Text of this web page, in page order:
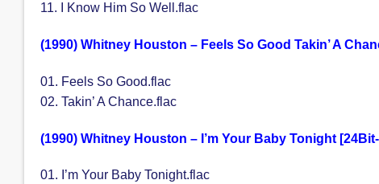
11. I Know Him So Well.flac
(1990) Whitney Houston – Feels So Good Takin’ A
01. Feels So Good.flac
02. Takin’ A Chance.flac
(1990) Whitney Houston – I’m Your Baby Tonight
01. I’m Your Baby Tonight.flac